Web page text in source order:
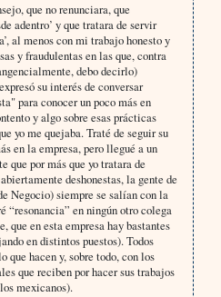
que no renunciara, que
adentro’ y que tratara de servir
al menos con mi trabajo honesto y
y fraudulentas en las que, contra
debo decirlo)
su interés de conversar
para conocer un poco más en
y algo sobre esas prácticas
yo me quejaba. Traté de seguir su
en la empresa, pero llegué a un
que por más que yo tratara de
deshonestas, la gente de
Negocio) siempre se salían con la
“resonancia” en ningún otro colega
que en esta empresa hay bastantes
en distintos puestos). Todos
que hacen y, sobre todo, con los
que reciben por hacer sus trabajos
mexicanos).